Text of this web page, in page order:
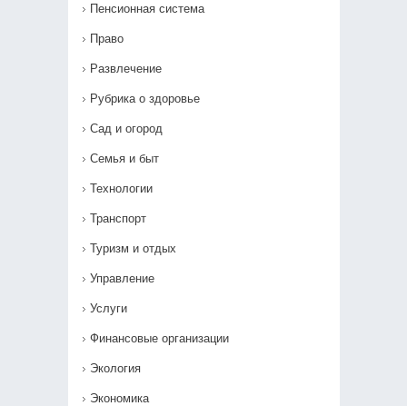
Пенсионная система
Право
Развлечение
Рубрика о здоровье
Сад и огород
Семья и быт
Технологии
Транспорт
Туризм и отдых
Управление
Услуги
Финансовые организации
Экология
Экономика